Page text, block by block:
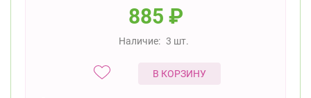
885 ₽
Наличие: 3 шт.
В КОРЗИНУ